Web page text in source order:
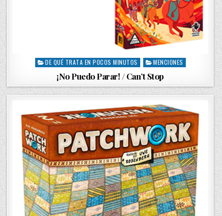
P
t
d
i
n
DE QUÉ TRATA EN POCOS MINUTOS MENCIONES
¡No Puedo Parar! / Can’t Stop